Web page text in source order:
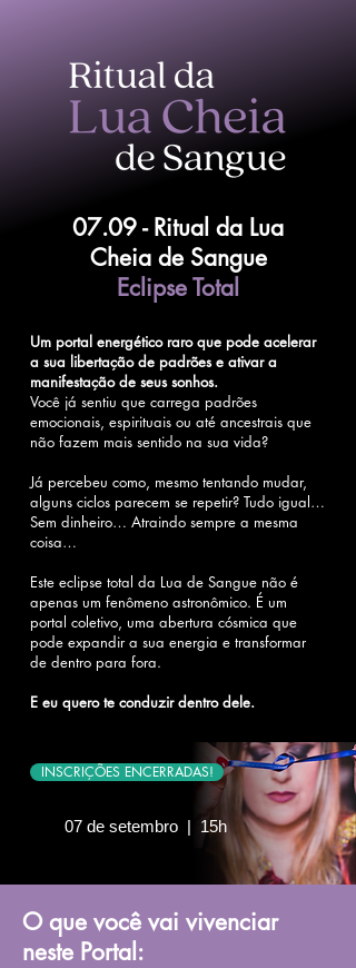
07.09 - Ritual da Lua
Cheia de Sangue
Eclipse Total
Um portal energético raro que pode acelerar
a sua libertação de padrões e ativar a
manifestação de seus sonhos.
Você já sentiu que carrega padrões
emocionais, espirituais ou até ancestrais que
não fazem mais sentido na sua vida?
Já percebeu como, mesmo tentando mudar,
alguns ciclos parecem se repetir? Tudo igual…
Sem dinheiro… Atraindo sempre a mesma
coisa…
Este eclipse total da Lua de Sangue não é
apenas um fenômeno astronômico. É um
portal coletivo, uma abertura cósmica que
pode expandir a sua energia e transformar
de dentro para fora.
E eu quero te conduzir dentro dele.
INSCRIÇÕES ENCERRADAS!
07 de setembro | 15h
O que você vai vivenciar
neste Portal: